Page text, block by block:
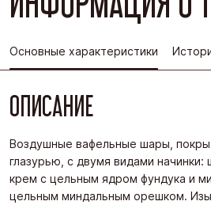
Основные характеристики
ОПИСАНИЕ
Воздушные вафельные шары,
глазурью, с двумя видами
крем с цельным ядром фундука и
цельным миндальным орешком.